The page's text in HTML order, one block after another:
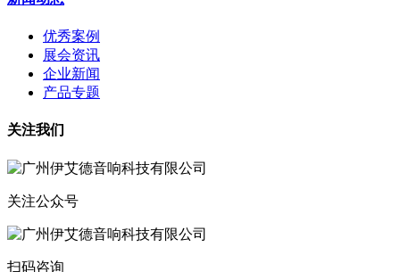
优秀案例
展会资讯
企业新闻
产品专题
关注我们
关注公众号
扫码咨询